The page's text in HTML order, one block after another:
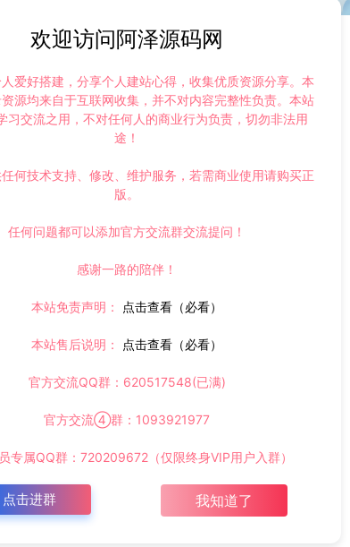
欢迎访问阿泽源码网
爱好搭建，分享个人建站心得，收集优质资源分享。本
源均来自于互联网收集，并不对内容完整性负责。本站
习交流之用，不对任何人的商业行为负责，切勿非法用
途！
何技术支持、修改、维护服务，若需商业使用请购买正
版。
任何问题都可以添加官方交流群交流提问！
感谢一路的陪伴！
本站免责声明： 点击查看（必看）
本站售后说明： 点击查看（必看）
官方交流QQ群：620517548(已满)
官方交流④群：1093921977
专属QQ群：720209672（仅限终身VIP用户入群）
点击进群 我知道了